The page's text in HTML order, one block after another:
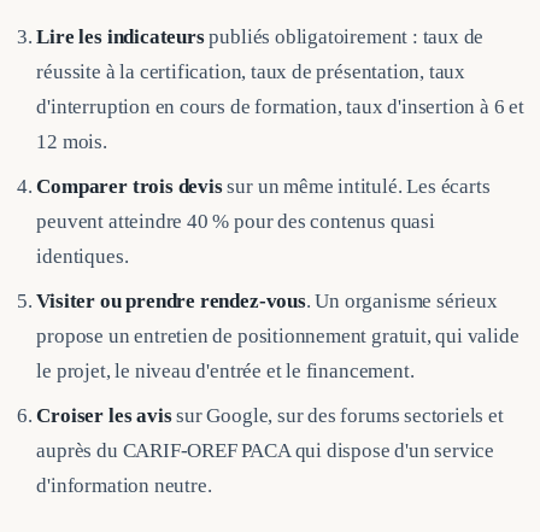
Lire les indicateurspubliés obligatoirement : taux de
réussite à la certification, taux de présentation, taux
d'interruption en cours de formation, taux d'insertion à 6 et
12 mois.
Comparer trois devissur un même intitulé. Les écarts
peuvent atteindre 40 % pour des contenus quasi
identiques.
Visiter ou prendre rendez-vous. Un organisme sérieux
propose un entretien de positionnement gratuit, qui valide
le projet, le niveau d'entrée et le financement.
Croiser les avissur Google, sur des forums sectoriels et
auprès du CARIF-OREF PACA qui dispose d'un service
d'information neutre.